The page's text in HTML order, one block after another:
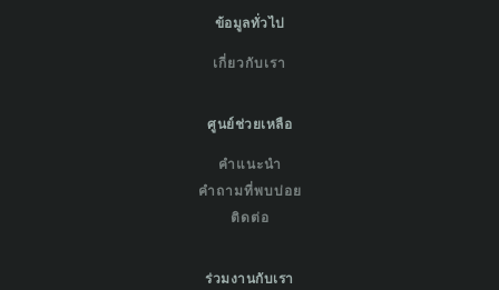
ข้อมูลทั่วไป
เกี่ยวกับเรา
ศูนย์ช่วยเหลือ
คำแนะนำ
คำถามที่พบบ่อย
ติดต่อ
ร่วมงานกับเรา